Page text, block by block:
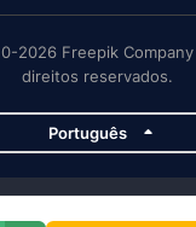
2026 Freepik Company
direitos reservados.
Português